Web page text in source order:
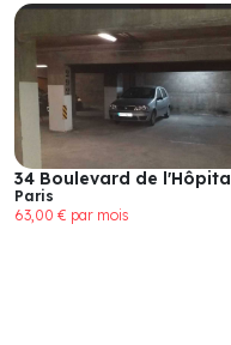
34 Boulevard de l'Hôpital
Paris
63,00 € par mois